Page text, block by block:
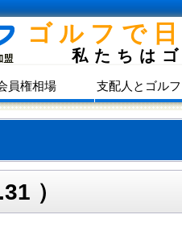
ゴルフで
私たちは
員権相場 支配人とゴル
）